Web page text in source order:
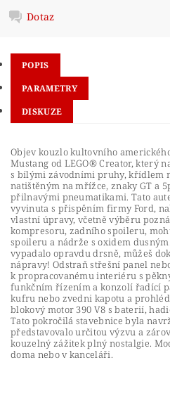
Dotaz
POPIS
PARAMETRY
DISKUZE
Objev kouzlo kultovního
Mustang od LEGO® Creator, který
s bílými závodními pruhy, křídlem
natištěným na mřížce, znaky GT a
přilnavými pneumatikami. Tato
vyvinuta s přispěním firmy Ford,
vlastní úpravy, včetně výběru
kompresoru, zadního spoileru,
spoileru a nádrže s oxidem
vypadalo opravdu drsně, můžeš
nápravy! Odstraň střešní panel
k propracovanému interiéru s
funkčním řízením a konzolí řadící
kufru nebo zvedni kapotu a
blokový motor 390 V8 s baterií,
Tato pokročilá stavebnice byla
představovalo určitou výzvu a
kouzelný zážitek plný nostalgie.
doma nebo v kanceláři.